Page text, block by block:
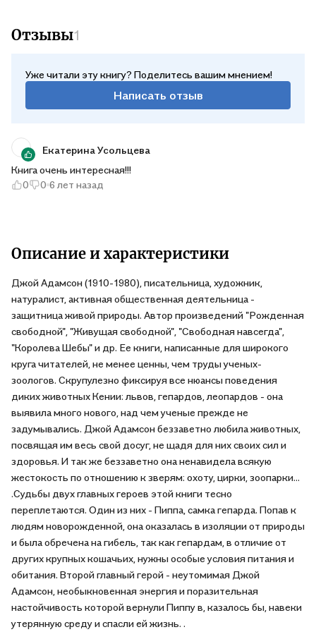
Отзывы1
Уже читали эту книгу? Поделитесь вашим мнением!
Написать отзыв
Екатерина Усольцева
Книга очень интересная!!!
0
0 6 лет назад
Описание и характеристики
Джой Адамсон (1910-1980), писательница, художник,
натуралист, активная общественная деятельница -
защитница живой природы. Автор произведений "Рожденная
свободной", "Живущая свободной", "Свободная навсегда",
"Королева Шебы" и др. Ее книги, написанные для широкого
круга читателей, не менее ценны, чем труды ученых-
зоологов. Скрупулезно фиксируя все нюансы поведения
диких животных Кении: львов, гепардов, леопардов - она
выявила много нового, над чем ученые прежде не
задумывались. Джой Адамсон беззаветно любила животных,
посвящая им весь свой досуг, не щадя для них своих сил и
здоровья. И так же беззаветно она ненавидела всякую
жестокость по отношению к зверям: охоту, цирки, зоопарки...
.Судьбы двух главных героев этой книги тесно
переплетаются. Один из них - Пиппа, самка гепарда. Попав к
людям новорожденной, она оказалась в изоляции от природы
и была обречена на гибель, так как гепардам, в отличие от
других крупных кошачьих, нужны особые условия питания и
обитания. Второй главный герой - неутомимая Джой
Адамсон, необыкновенная энергия и поразительная
настойчивость которой вернули Пиппу в, казалось бы, навеки
утерянную среду и спасли ей жизнь. .